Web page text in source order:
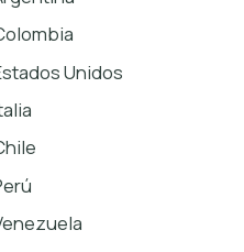
Unidos